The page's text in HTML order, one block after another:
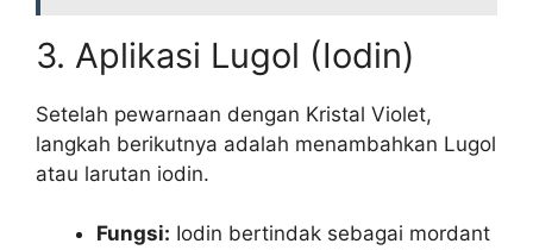
3. Aplikasi Lugol (Iodin)
Setelah pewarnaan dengan Kristal Violet,
langkah berikutnya adalah menambahkan Lugol
atau larutan iodin.
Fungsi: Iodin bertindak sebagai mordant